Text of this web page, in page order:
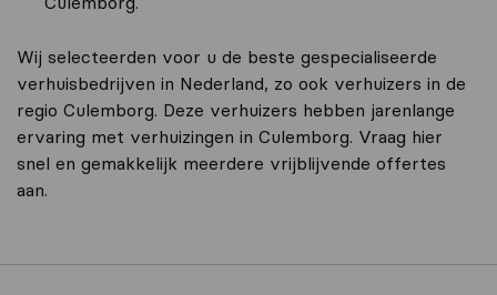
Wij selecteerden voor u de beste gespecialiseerde
verhuisbedrijven in Nederland, zo ook verhuizers in de
regio Culemborg. Deze verhuizers hebben jarenlange
ervaring met verhuizingen in Culemborg. Vraag hier
snel en gemakkelijk meerdere vrijblijvende offertes
aan.